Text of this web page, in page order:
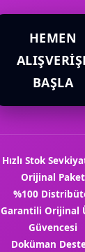
HEMEN
BAŞLA
Hızlı Stok
Orijinal Paket
%100
Garantili Orijinal
Güvencesi
Doküman